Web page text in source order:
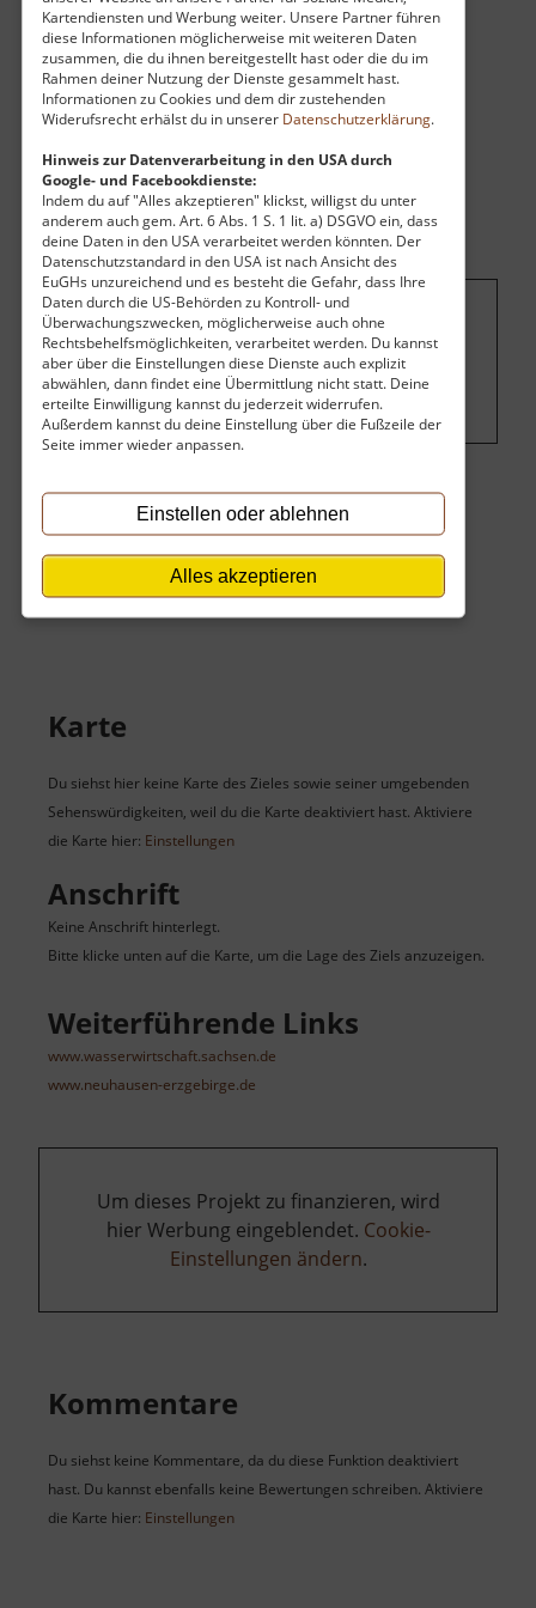
Kartendiensten und Werbung weiter. Unsere Partner führen
diese Informationen möglicherweise mit weiteren Daten
zusammen, die du ihnen bereitgestellt hast oder die du im
Rahmen deiner Nutzung der Dienste gesammelt hast.
Informationen zu Cookies und dem dir zustehenden
Widerufsrecht erhälst du in unserer Datenschutzerklärung.
Hinweis zur Datenverarbeitung in den USA durch
Google- und Facebookdienste:
Indem du auf "Alles akzeptieren" klickst, willigst du unter
anderem auch gem. Art. 6 Abs. 1 S. 1 lit. a) DSGVO ein, dass
deine Daten in den USA verarbeitet werden könnten. Der
Datenschutzstandard in den USA ist nach Ansicht des
EuGHs unzureichend und es besteht die Gefahr, dass Ihre
Daten durch die US-Behörden zu Kontroll- und
Überwachungszwecken, möglicherweise auch ohne
Rechtsbehelfsmöglichkeiten, verarbeitet werden. Du kannst
aber über die Einstellungen diese Dienste auch explizit
abwählen, dann findet eine Übermittlung nicht statt. Deine
erteilte Einwilligung kannst du jederzeit widerrufen.
Außerdem kannst du deine Einstellung über die Fußzeile der
Seite immer wieder anpassen.
Einstellen oder ablehnen
Alles akzeptieren
Um dieses Projekt zu finanzieren, wird
hier Werbung eingeblendet.Cookie-
Einstellungen ändern.
Eintritt
Der Eintritt ist kostenlos.
Keine Angaben vorhanden.
Karte
Du siehst hier keine Karte des Zieles sowie seiner umgebenden
Sehenswürdigkeiten, weil du die Karte deaktiviert hast. Aktiviere
die Karte hier: Einstellungen
Anschrift
Keine Anschrift hinterlegt.
Bitte klicke unten auf die Karte, um die Lage des Ziels anzuzeigen.
Weiterführende Links
www.wasserwirtschaft.sachsen.de
www.neuhausen-erzgebirge.de
Um dieses Projekt zu finanzieren, wird
hier Werbung eingeblendet. Cookie-
Einstellungen ändern.
Kommentare
Du siehst keine Kommentare, da du diese Funktion deaktiviert
hast. Du kannst ebenfalls keine Bewertungen schreiben. Aktiviere
die Karte hier: Einstellungen